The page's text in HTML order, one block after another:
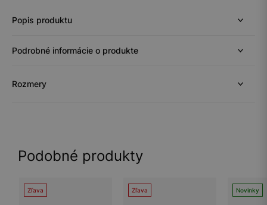
Popis produktu
Podrobné informácie o produkte
Rozmery
Podobné produkty
Zľava Zľava Novinky